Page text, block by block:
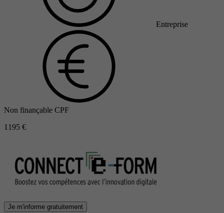
Entreprise
Non finançable CPF
1195 €
Je m'informe gratuitement